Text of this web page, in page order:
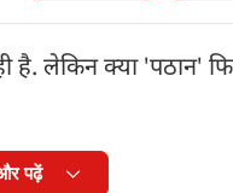
लेकिन क्या 'पठान'
पढ़ें